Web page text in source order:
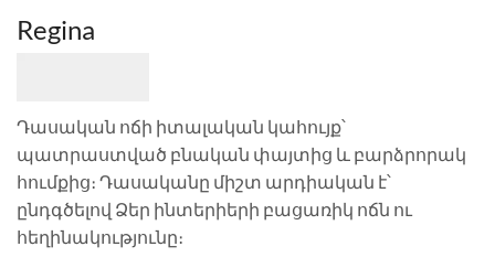
Regina
Դասական ոճի իտալական կահույք՝
պատրաստված բնական փայտից և բարձրորակ
հումքից։ Դասականը միշտ արդիական է՝
ընդգծելով Ձեր ինտերիերի բացառիկ ոճն ու
հեղինակությունը։